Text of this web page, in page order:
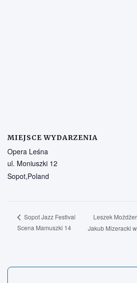
MIEJSCE WYDARZENIA
Opera Leśna
ul. Moniuszki 12
Sopot,Poland
Sopot Jazz Festival
Scena Mamuszki 14
Leszek
Jakub Mizeracki